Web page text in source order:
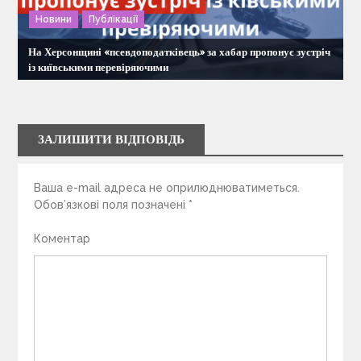
Новини Публікації
На Херсонщині «псевдоподатківець» за хабар пропонує зустріч
із київськими перевіряючими
ЗАЛИШИТИ ВІДПОВІДЬ
Ваша e-mail адреса не оприлюднюватиметься.
Обов’язкові поля позначені *
Коментар